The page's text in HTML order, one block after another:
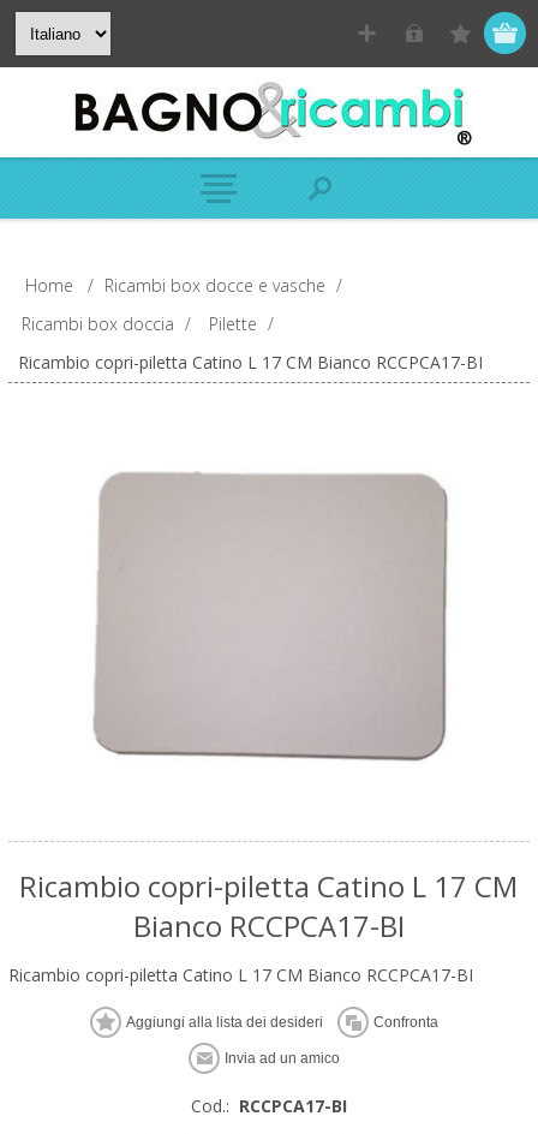
Home / Ricambi box docce e vasche /
Ricambi box doccia / Pilette /
Ricambio copri-piletta Catino L 17 CM Bianco RCCPCA17-BI
Ricambio copri-piletta Catino L 17 CM
Bianco RCCPCA17-BI
Ricambio copri-piletta Catino L 17 CM Bianco RCCPCA17-BI
Cod.: RCCPCA17-BI